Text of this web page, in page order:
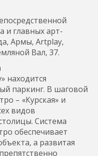
и главных арт-
Армы, Artplay,
Вал, 37.
находится
паркинг. В шаговой
– «Курская» и
видов
Система
обеспечивает
а развитая